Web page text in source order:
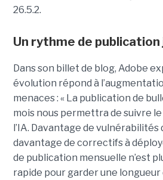
26.5.2.
Un rythme de
Dans son billet de blog, Adobe
évolution répond à
menaces : « La publication de
mois nous permettra de suivre le
l’IA. Davantage de
davantage de correctifs à
de publication mensuelle n’est
rapide pour garder une longueur